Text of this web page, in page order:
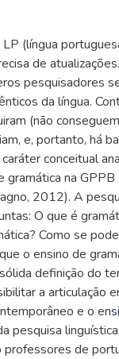
(língua
de
pesquisadores
da língua.
(não
e, portanto, há
conceitual
gramática na
2012). A
O que é
Como se
o ensino de
definição do
a articulação
e o
pesquisa
professores de